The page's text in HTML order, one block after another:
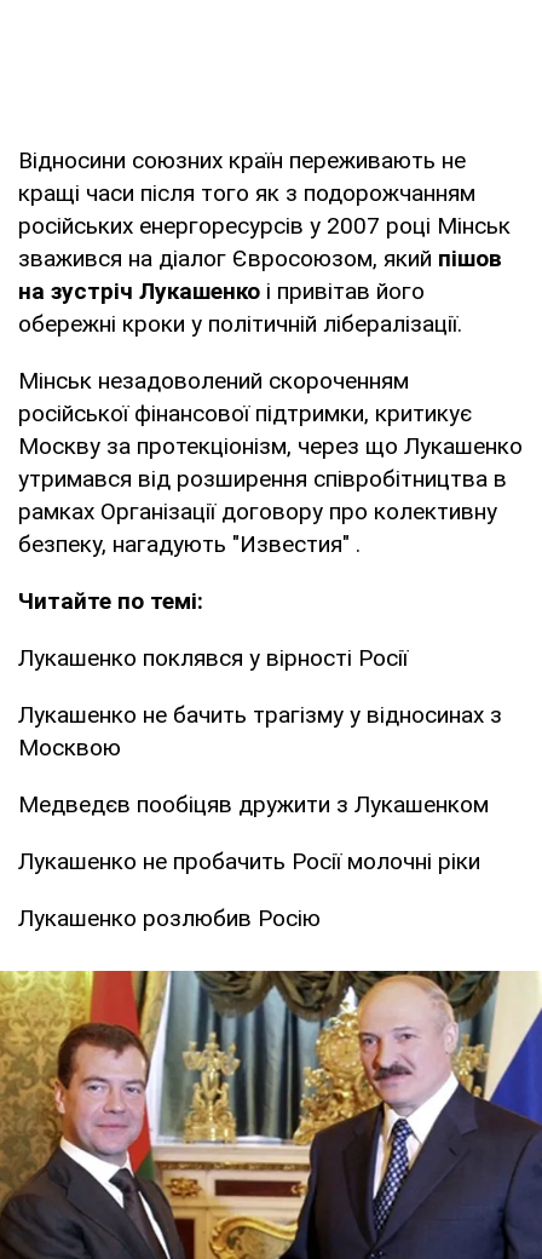
Відносини союзних країн переживають не
кращі часи після того як з подорожчанням
російських енергоресурсів у 2007 році Мінськ
зважився на діалог Євросоюзом, який пішов
на зустріч Лукашенко і привітав його
обережні кроки у політичній лібералізації.
Мінськ незадоволений скороченням
російської фінансової підтримки, критикує
Москву за протекціонізм, через що Лукашенко
утримався від розширення співробітництва в
рамках Організації договору про колективну
безпеку, нагадують "Известия" .
Читайте по темі:
Лукашенко поклявся у вірності Росії
Лукашенко не бачить трагізму у відносинах з
Москвою
Медведєв пообіцяв дружити з Лукашенком
Лукашенко не пробачить Росії молочні ріки
Лукашенко розлюбив Росію